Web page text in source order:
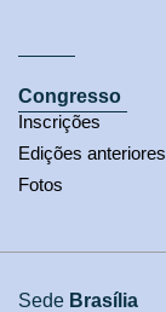
Congresso
Inscrições
Edições anteriores
Fotos
Sede Brasília